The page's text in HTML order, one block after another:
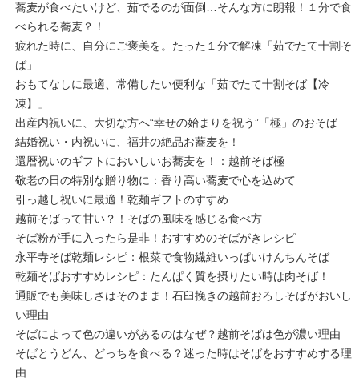
蕎麦が食べたいけど、茹でるのが面倒…そんな方に朗報！１分で食
べられる蕎麦？！
疲れた時に、自分にご褒美を。たった１分で解凍「茹でたて十割そ
ば」
おもてなしに最適、常備したい便利な「茹でたて十割そば【冷
凍】」
出産内祝いに、大切な方へ“幸せの始まりを祝う”「極」のおそば
結婚祝い・内祝いに、福井の絶品お蕎麦を！
還暦祝いのギフトにおいしいお蕎麦を！：越前そば極
敬老の日の特別な贈り物に：香り高い蕎麦で心を込めて
引っ越し祝いに最適！乾麺ギフトのすすめ
越前そばって甘い？！そばの風味を感じる食べ方
そば粉が手に入ったら是非！おすすめのそばがきレシピ
永平寺そば乾麺レシピ：根菜で食物繊維いっぱいけんちんそば
乾麺そばおすすめレシピ：たんぱく質を摂りたい時は肉そば！
通販でも美味しさはそのまま！石臼挽きの越前おろしそばがおいし
い理由
そばによって色の違いがあるのはなぜ？越前そばは色が濃い理由
そばとうどん、どっちを食べる？迷った時はそばをおすすめする理
由